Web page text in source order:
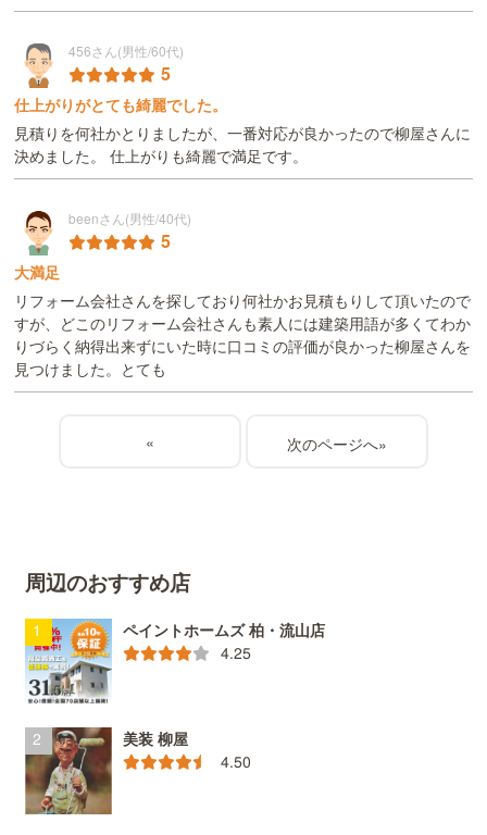
456さん(男性/60代)
5
仕上がりがとても綺麗でした。
見積りを何社かとりましたが、一番対応が良かったので柳屋さんに
決めました。 仕上がりも綺麗で満足です。
beenさん(男性/40代)
5
大満足
リフォーム会社さんを探しており何社かお見積もりして頂いたので
すが、どこのリフォーム会社さんも素人には建築用語が多くてわか
りづらく納得出来ずにいた時に口コミの評価が良かった柳屋さんを
見つけました。とても
« »
周辺のおすすめ店
ペイントホームズ 柏・流山店
4.25
美装 柳屋
4.50